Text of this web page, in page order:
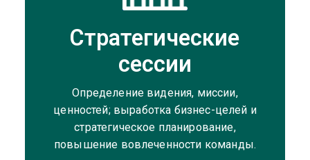
Стратегические
сессии
Определение видения, миссии,
ценностей; выработка бизнес-целей и
стратегическое планирование,
повышение вовлеченности команды.